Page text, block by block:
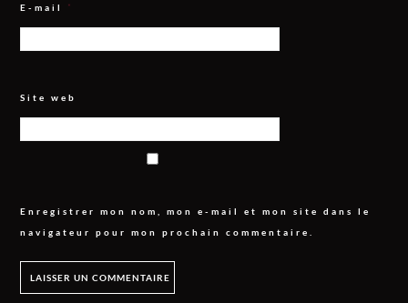
E-mail *
Site web
Enregistrer mon nom, mon e-mail et mon site dans le
navigateur pour mon prochain commentaire.